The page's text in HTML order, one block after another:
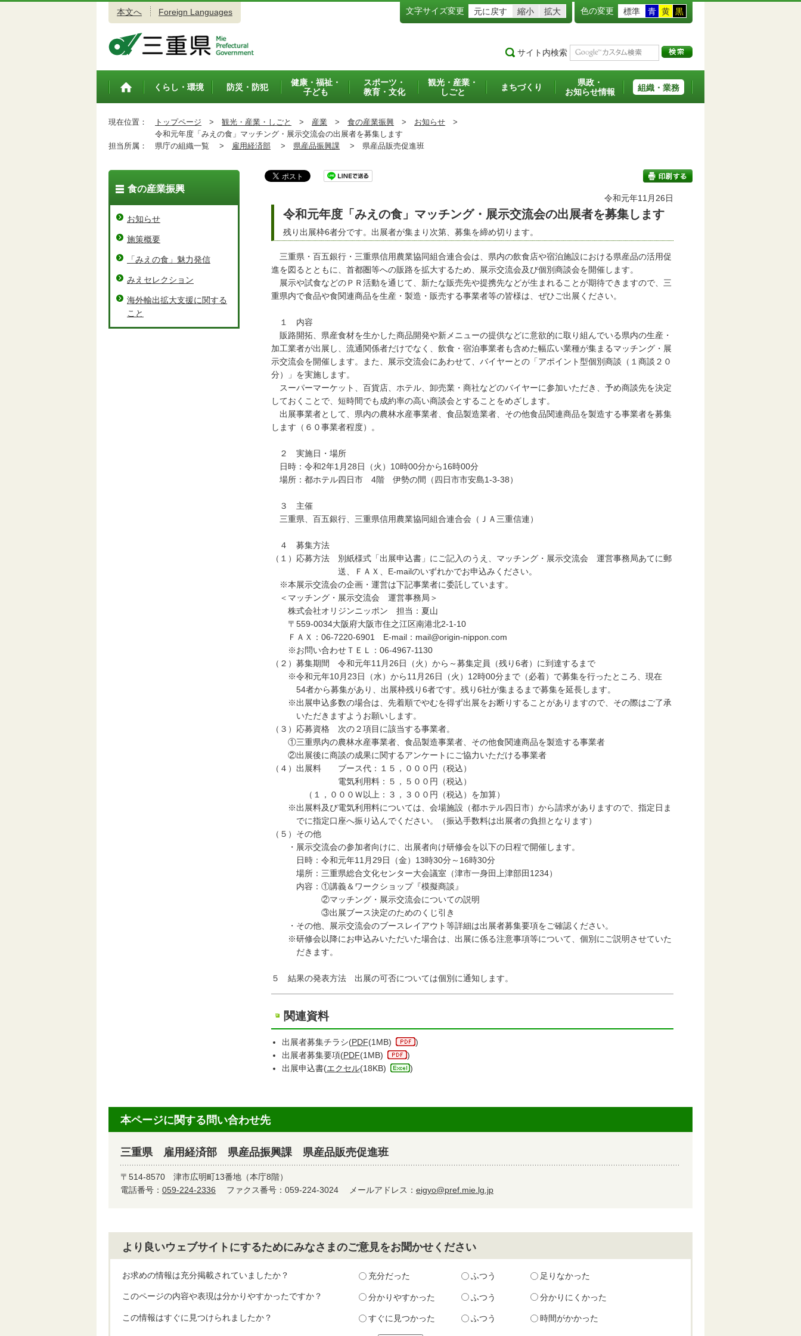
本文へ Foreign Languages 文字サイズ変更 元に戻す 縮小 拡大 色の変更 標準 青 黄 黒
サイト内検索
トップペ
くらし・環境 防災・防犯
健康・福祉・
子ども
スポーツ・
教育・文化
観光・産業・
しごと
まちづくり
県政・
お知らせ情報
組織・業務
現在位置： トップページ > 観光・産業・しごと > 産業 > 食の産業振興 > お知らせ >
令和元年度「みえの食」マッチング・展示交流会の出展者を募集します
担当所属：
県庁の組織一覧 > 雇用経済部 > 県産品振興課 > 県産品販売促進班
令和元年11月26日
令和元年度「みえの食」マッチング・展示交流会の出展者を募集します
残り出展枠6者分です。出展者が集まり次第、募集を締め切ります。
三重県・百五銀行・三重県信用農業協同組合連合会は、県内の飲食店や宿泊施設における県産品の活用促
進を図るとともに、首都圏等への販路を拡大するため、展示交流会及び個別商談会を開催します。
展示や試食などのＰＲ活動を通じて、新たな販売先や提携先などが生まれることが期待できますので、三
重県内で食品や食関連商品を生産・製造・販売する事業者等の皆様は、ぜひご出展ください。
１ 内容
販路開拓、県産食材を生かした商品開発や新メニューの提供などに意欲的に取り組んでいる県内の生産・
加工業者が出展し、流通関係者だけでなく、飲食・宿泊事業者も含めた幅広い業種が集まるマッチング・展
示交流会を開催します。また、展示交流会にあわせて、バイヤーとの「アポイント型個別商談（１商談２０
分）」を実施します。
スーパーマーケット、百貨店、ホテル、卸売業・商社などのバイヤーに参加いただき、予め商談先を決定
しておくことで、短時間でも成約率の高い商談会とすることをめざします。
出展事業者として、県内の農林水産事業者、食品製造業者、その他食品関連商品を製造する事業者を募集
します（６０事業者程度）。
２ 実施日・場所
日時：令和2年1月28日（火）10時00分から16時00分
場所：都ホテル四日市 4階 伊勢の間（四日市市安島1-3-38）
３ 主催
三重県、百五銀行、三重県信用農業協同組合連合会（ＪＡ三重信連）
４ 募集方法
（１）応募方法 別紙様式「出展申込書」にご記入のうえ、マッチング・展示交流会 運営事務局あてに郵
送、ＦＡＸ、E-mailのいずれかでお申込みください。
※本展示交流会の企画・運営は下記事業者に委託しています。
＜マッチング・展示交流会 運営事務局＞
株式会社オリジンニッポン 担当：夏山
〒559-0034大阪府大阪市住之江区南港北2-1-10
ＦＡＸ：06-7220-6901 E-mail：mail@origin-nippon.com
※お問い合わせＴＥＬ：06-4967-1130
（２）募集期間 令和元年11月26日（火）から～募集定員（残り6者）に到達するまで
※令和元年10月23日（水）から11月26日（火）12時00分まで（必着）で募集を行ったところ、現在
54者から募集があり、出展枠残り6者です。残り6社が集まるまで募集を延長します。
※出展申込多数の場合は、先着順でやむを得ず出展をお断りすることがありますので、その際はご了承
いただきますようお願いします。
（３）応募資格 次の２項目に該当する事業者。
①三重県内の農林水産事業者、食品製造事業者、その他食関連商品を製造する事業者
②出展後に商談の成果に関するアンケートにご協力いただける事業者
（４）出展料 ブース代：１５，０００円（税込）
電気利用料：５，５００円（税込）
（１，０００Ｗ以上：３，３００円（税込）を加算）
※出展料及び電気利用料については、会場施設（都ホテル四日市）から請求がありますので、指定日ま
でに指定口座へ振り込んでください。（振込手数料は出展者の負担となります）
（５）その他
・展示交流会の参加者向けに、出展者向け研修会を以下の日程で開催します。
日時：令和元年11月29日（金）13時30分～16時30分
場所：三重県総合文化センター大会議室（津市一身田上津部田1234）
内容：①講義＆ワークショップ『模擬商談』
②マッチング・展示交流会についての説明
③出展ブース決定のためのくじ引き
・その他、展示交流会のブースレイアウト等詳細は出展者募集要項をご確認ください。
※研修会以降にお申込みいただいた場合は、出展に係る注意事項等について、個別にご説明させていた
だきます。
５ 結果の発表方法 出展の可否については個別に通知します。
関連資料
出展者募集チラシ(PDF(1MB)
)
出展者募集要項(PDF(1MB)
)
出展申込書(エクセル(18KB) )
食の産業振興
お知らせ
施策概要
「みえの食」魅力発信
みえセレクション
海外輸出拡大支援に関する
こと
本ページに関する問い合わせ先
三重県 雇用経済部 県産品振興課 県産品販売促進班
〒514-8570 津市広明町13番地（本庁8階）
電話番号： 059-224-2336 ファクス番号：059-224-3024 メールアドレス： eigyo@pref.mie.lg.jp
より良いウェブサイトにするためにみなさまのご意見をお聞かせください
お求めの情報は充分掲載されていましたか？ 充分だった ふつう 足りなかった
このページの内容や表現は分かりやすかったですか？ 分かりやすかった ふつう 分かりにくかった
この情報はすぐに見つけられましたか？ すぐに見つかった ふつう 時間がかかった